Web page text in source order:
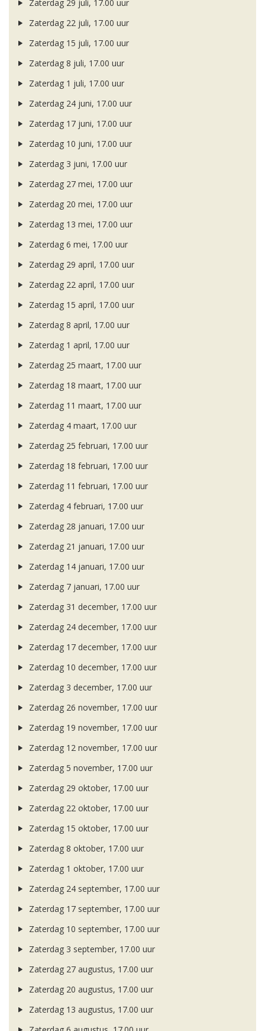
Zaterdag 29 juli, 17.00 uur
Zaterdag 22 juli, 17.00 uur
Zaterdag 15 juli, 17.00 uur
Zaterdag 8 juli, 17.00 uur
Zaterdag 1 juli, 17.00 uur
Zaterdag 24 juni, 17.00 uur
Zaterdag 17 juni, 17.00 uur
Zaterdag 10 juni, 17.00 uur
Zaterdag 3 juni, 17.00 uur
Zaterdag 27 mei, 17.00 uur
Zaterdag 20 mei, 17.00 uur
Zaterdag 13 mei, 17.00 uur
Zaterdag 6 mei, 17.00 uur
Zaterdag 29 april, 17.00 uur
Zaterdag 22 april, 17.00 uur
Zaterdag 15 april, 17.00 uur
Zaterdag 8 april, 17.00 uur
Zaterdag 1 april, 17.00 uur
Zaterdag 25 maart, 17.00 uur
Zaterdag 18 maart, 17.00 uur
Zaterdag 11 maart, 17.00 uur
Zaterdag 4 maart, 17.00 uur
Zaterdag 25 februari, 17.00 uur
Zaterdag 18 februari, 17.00 uur
Zaterdag 11 februari, 17.00 uur
Zaterdag 4 februari, 17.00 uur
Zaterdag 28 januari, 17.00 uur
Zaterdag 21 januari, 17.00 uur
Zaterdag 14 januari, 17.00 uur
Zaterdag 7 januari, 17.00 uur
Zaterdag 31 december, 17.00 uur
Zaterdag 24 december, 17.00 uur
Zaterdag 17 december, 17.00 uur
Zaterdag 10 december, 17.00 uur
Zaterdag 3 december, 17.00 uur
Zaterdag 26 november, 17.00 uur
Zaterdag 19 november, 17.00 uur
Zaterdag 12 november, 17.00 uur
Zaterdag 5 november, 17.00 uur
Zaterdag 29 oktober, 17.00 uur
Zaterdag 22 oktober, 17.00 uur
Zaterdag 15 oktober, 17.00 uur
Zaterdag 8 oktober, 17.00 uur
Zaterdag 1 oktober, 17.00 uur
Zaterdag 24 september, 17.00 uur
Zaterdag 17 september, 17.00 uur
Zaterdag 10 september, 17.00 uur
Zaterdag 3 september, 17.00 uur
Zaterdag 27 augustus, 17.00 uur
Zaterdag 20 augustus, 17.00 uur
Zaterdag 13 augustus, 17.00 uur